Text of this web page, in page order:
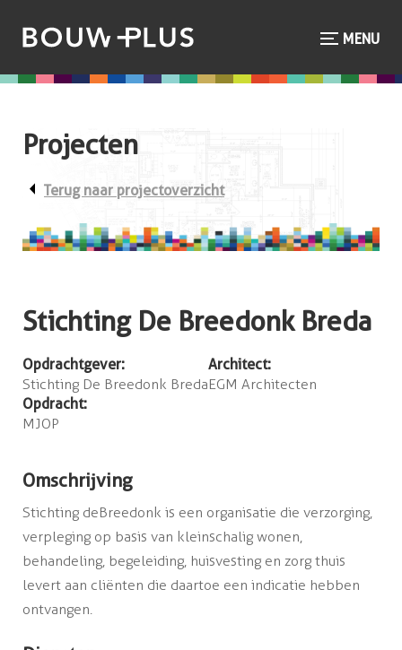
MENU
Projecten
arrow_left Terug naar projectoverzicht
Stichting De Breedonk Breda
Opdrachtgever:
Stichting De Breedonk Breda
Architect:
EGM Architecten
Opdracht:
MJOP
Omschrijving
Stichting deBreedonk is een organisatie die verzorging,
verpleging op basis van kleinschalig wonen,
behandeling, begeleiding, huisvesting en zorg thuis
levert aan cliënten die daartoe een indicatie hebben
ontvangen.